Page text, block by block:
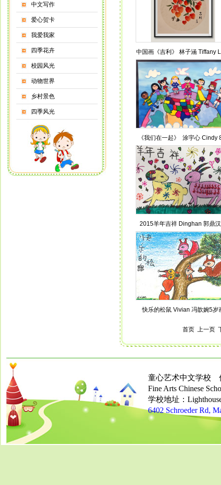
中文写作
爱心贺卡
我爱我家
四季花卉
校园风光
动物世界
乡村景色
四季风光
中国画《吉利》 林子涵 Tiffany
《我们在一起》 涂宇心 Cindy
画
2015羊年吉祥 Dinghan 郭鼎
快乐的松鼠 Vivian 冯歆婉5岁
首页 上一页
童心艺术中文学校
Fine Arts Chinese
学校地址：
6402 Schroeder Rd,